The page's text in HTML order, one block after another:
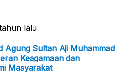
lalu
Agung Sultan Aji Muhammad
Keagamaan dan
Masyarakat